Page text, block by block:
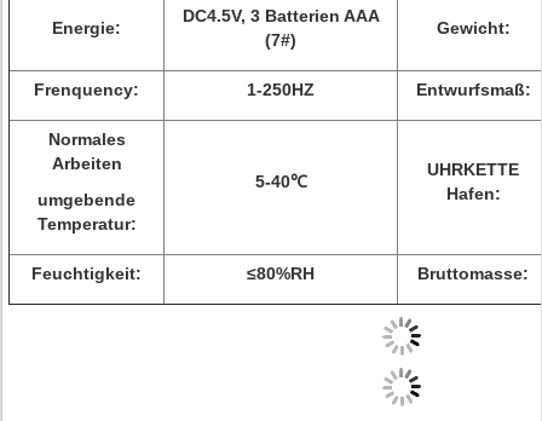
Energie:
DC4.5V, 3 Batterien AAA
(7#)
Gewicht:
Frenquency: 1-250HZ Entwurfsmaß:
Normales
Arbeiten
umgebende
Temperatur:
5-40℃
UHRKETTE
Hafen:
Feuchtigkeit: ≤80%RH Bruttomasse: